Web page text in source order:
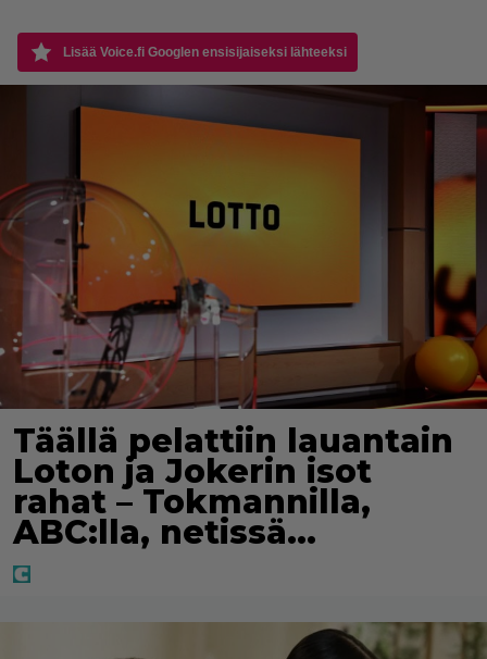
Lisää Voice.fi Googlen ensisijaiseksi lähteeksi
Täällä pelattiin lauantain
Loton ja Jokerin isot
rahat – Tokmannilla,
ABC:lla, netissä…